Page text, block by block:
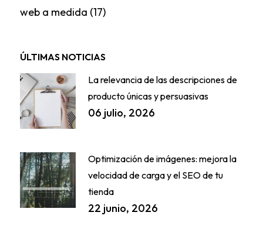
web a medida (17)
ÚLTIMAS NOTICIAS
La relevancia de las descripciones de
producto únicas y persuasivas
06 julio, 2026
Optimización de imágenes: mejora la
velocidad de carga y el SEO de tu
tienda
22 junio, 2026